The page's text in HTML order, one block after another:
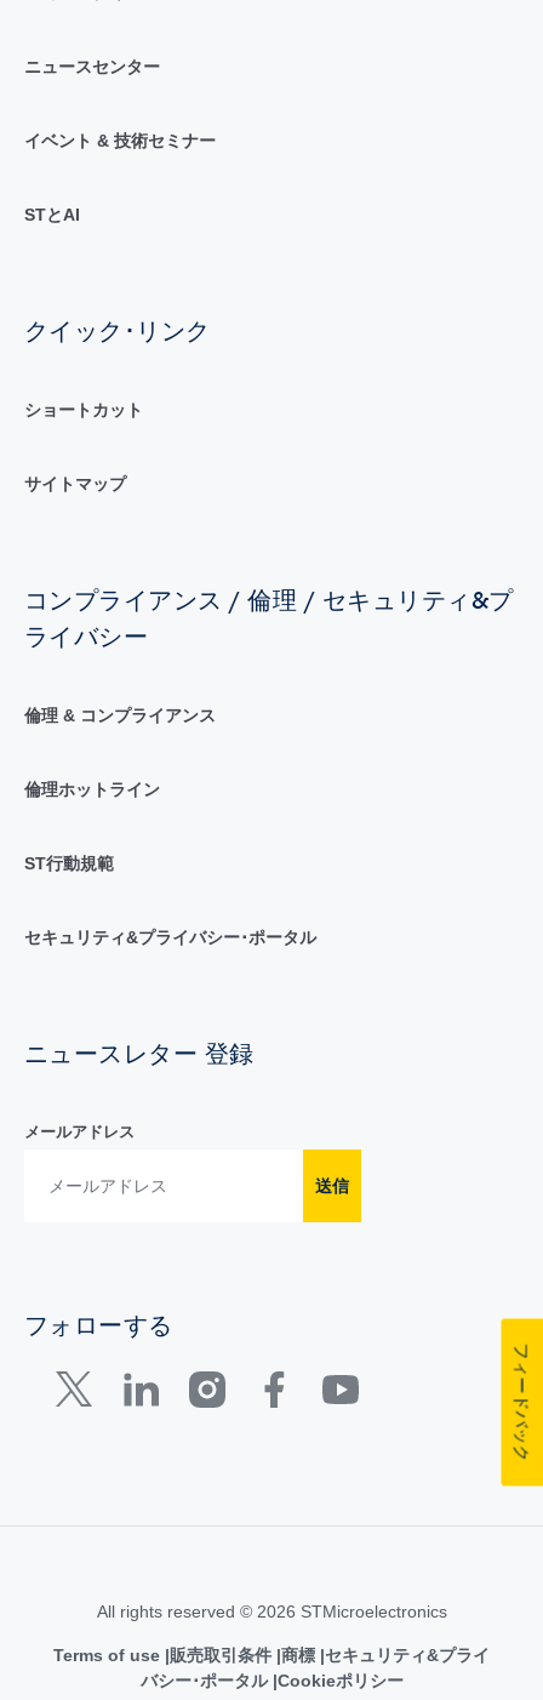
ニュースセンター
イベント & 技術セミナー
STとAI
クイック･リンク
ショートカット
サイトマップ
コンプライアンス / 倫理 / セキュリティ&プ
ライバシー
倫理 & コンプライアンス
倫理ホットライン
ST行動規範
セキュリティ&プライバシー･ポータル
ニュースレター 登録
メールアドレス
送信
フォローする
All rights reserved © 2026 STMicroelectronics
Terms of use 販売取引条件 商標 セキュリティ&プライ
バシー･ポータル Cookieポリシー
フィードバック